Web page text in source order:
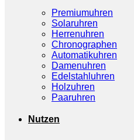
Premiumuhren
Solaruhren
Herrenuhren
Chronographen
Automatikuhren
Damenuhren
Edelstahluhren
Holzuhren
Paaruhren
Nutzen